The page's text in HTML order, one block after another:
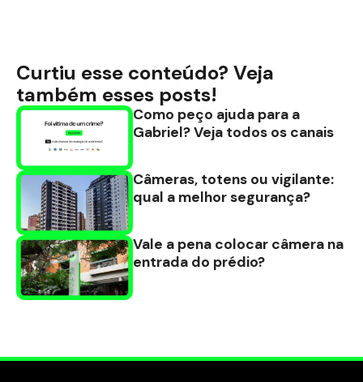
Curtiu esse conteúdo? Veja
também esses posts!
Como peço ajuda para a
Gabriel? Veja todos os canais
Câmeras, totens ou vigilante:
qual a melhor segurança?
Vale a pena colocar câmera na
entrada do prédio?